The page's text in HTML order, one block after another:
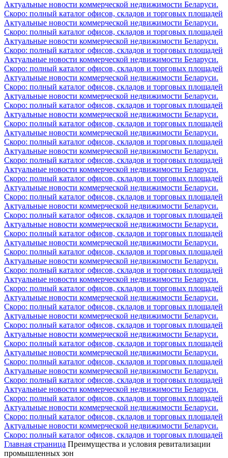
Актуальные новости коммерческой недвижимости Беларуси.
Скоро: полный каталог офисов, складов и торговых площадей
Актуальные новости коммерческой недвижимости Беларуси.
Скоро: полный каталог офисов, складов и торговых площадей
Актуальные новости коммерческой недвижимости Беларуси.
Скоро: полный каталог офисов, складов и торговых площадей
Актуальные новости коммерческой недвижимости Беларуси.
Скоро: полный каталог офисов, складов и торговых площадей
Актуальные новости коммерческой недвижимости Беларуси.
Скоро: полный каталог офисов, складов и торговых площадей
Актуальные новости коммерческой недвижимости Беларуси.
Скоро: полный каталог офисов, складов и торговых площадей
Актуальные новости коммерческой недвижимости Беларуси.
Скоро: полный каталог офисов, складов и торговых площадей
Актуальные новости коммерческой недвижимости Беларуси.
Скоро: полный каталог офисов, складов и торговых площадей
Актуальные новости коммерческой недвижимости Беларуси.
Скоро: полный каталог офисов, складов и торговых площадей
Актуальные новости коммерческой недвижимости Беларуси.
Скоро: полный каталог офисов, складов и торговых площадей
Актуальные новости коммерческой недвижимости Беларуси.
Скоро: полный каталог офисов, складов и торговых площадей
Актуальные новости коммерческой недвижимости Беларуси.
Скоро: полный каталог офисов, складов и торговых площадей
Актуальные новости коммерческой недвижимости Беларуси.
Скоро: полный каталог офисов, складов и торговых площадей
Актуальные новости коммерческой недвижимости Беларуси.
Скоро: полный каталог офисов, складов и торговых площадей
Актуальные новости коммерческой недвижимости Беларуси.
Скоро: полный каталог офисов, складов и торговых площадей
Актуальные новости коммерческой недвижимости Беларуси.
Скоро: полный каталог офисов, складов и торговых площадей
Актуальные новости коммерческой недвижимости Беларуси.
Скоро: полный каталог офисов, складов и торговых площадей
Актуальные новости коммерческой недвижимости Беларуси.
Скоро: полный каталог офисов, складов и торговых площадей
Актуальные новости коммерческой недвижимости Беларуси.
Скоро: полный каталог офисов, складов и торговых площадей
Актуальные новости коммерческой недвижимости Беларуси.
Скоро: полный каталог офисов, складов и торговых площадей
Актуальные новости коммерческой недвижимости Беларуси.
Скоро: полный каталог офисов, складов и торговых площадей
Актуальные новости коммерческой недвижимости Беларуси.
Скоро: полный каталог офисов, складов и торговых площадей
Актуальные новости коммерческой недвижимости Беларуси.
Скоро: полный каталог офисов, складов и торговых площадей
Актуальные новости коммерческой недвижимости Беларуси.
Скоро: полный каталог офисов, складов и торговых площадей
Главная страница Преимущества и условия ревитализации
промышленных зон